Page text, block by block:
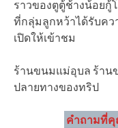
ราวของตูตู้ช้างน้อยกู้
ที่กลุ่มลูกหว้าได้รับคว
เปิดให้เข้าชม
ร้านขนมแม่อุบล ร้าน
ปลายทางของทริป
คำถามที่คุ